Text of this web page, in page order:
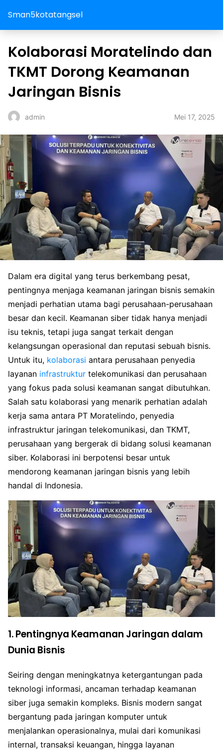
Sman5kotatangsel
Kolaborasi Moratelindo dan
TKMT Dorong Keamanan
Jaringan Bisnis
admin Mei 17, 2025
Dalam era digital yang terus berkembang pesat,
pentingnya menjaga keamanan jaringan bisnis semakin
menjadi perhatian utama bagi perusahaan-perusahaan
besar dan kecil. Keamanan siber tidak hanya menjadi
isu teknis, tetapi juga sangat terkait dengan
kelangsungan operasional dan reputasi sebuah bisnis.
Untuk itu, kolaborasi antara perusahaan penyedia
layanan infrastruktur telekomunikasi dan perusahaan
yang fokus pada solusi keamanan sangat dibutuhkan.
Salah satu kolaborasi yang menarik perhatian adalah
kerja sama antara PT Moratelindo, penyedia
infrastruktur jaringan telekomunikasi, dan TKMT,
perusahaan yang bergerak di bidang solusi keamanan
siber. Kolaborasi ini berpotensi besar untuk
mendorong keamanan jaringan bisnis yang lebih
handal di Indonesia.
1. Pentingnya Keamanan Jaringan dalam
Dunia Bisnis
Seiring dengan meningkatnya ketergantungan pada
teknologi informasi, ancaman terhadap keamanan
siber juga semakin kompleks. Bisnis modern sangat
bergantung pada jaringan komputer untuk
menjalankan operasionalnya, mulai dari komunikasi
internal, transaksi keuangan, hingga layanan